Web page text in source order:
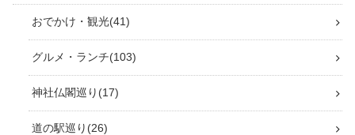
おでかけ・観光 41
グルメ・ランチ 103
神社仏閣巡り 17
道の駅巡り 26